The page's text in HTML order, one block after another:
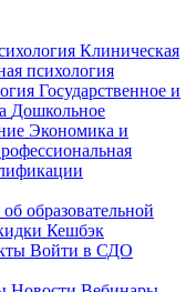
Клиническая
психология
Государственное и
Дошкольное
Экономика и
образовательной
Кешбэк
Войти в СДО